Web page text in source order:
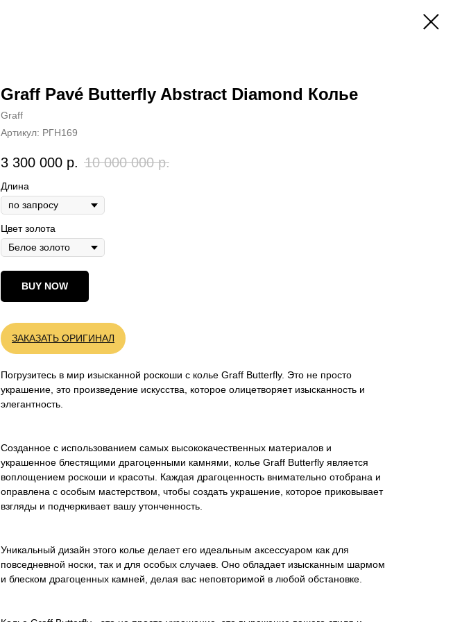
Graff Pavé Butterfly Abstract Diamond Колье
Graff
Артикул: РГН169
3 300 000 р. 10 000 000 р.
Длина
Цвет золота
BUY NOW
ЗАКАЗАТЬ ОРИГИНАЛ
Погрузитесь в мир изысканной роскоши с колье Graff Butterfly. Это не просто
украшение, это произведение искусства, которое олицетворяет изысканность и
элегантность.
Созданное с использованием самых высококачественных материалов и
украшенное блестящими драгоценными камнями, колье Graff Butterfly является
воплощением роскоши и красоты. Каждая драгоценность внимательно отобрана и
оправлена с особым мастерством, чтобы создать украшение, которое приковывает
взгляды и подчеркивает вашу утонченность.
Уникальный дизайн этого колье делает его идеальным аксессуаром как для
повседневной носки, так и для особых случаев. Оно обладает изысканным шармом
и блеском драгоценных камней, делая вас неповторимой в любой обстановке.